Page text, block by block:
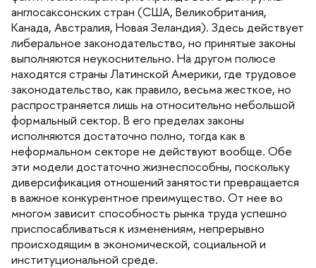
англосаксонских стран (США, Великобритания,
Канада, Австралия, Новая Зеландия). Здесь действует
либеральное законодательство, но принятые законы
ыполняются неукоснительно. На другом полюсе
находятся страны Латинской Америки, где трудовое
законодательство, как правило, весьма жесткое, но
распространяется лишь на относительно небольшой
формальный сектор. В его пределах законы
исполняются достаточно полно, тогда как
неформальном секторе не действуют вообще. Обе
эти модели достаточно жизнеспособны, поскольку
диверсификация отношений занятости превращается
ажное конкурентное преимущество. От нее во
многом зависит способность рынка труда успешно
приспосабливаться к изменениям, непрерывно
происходящим в экономической, социальной и
институциональной среде.